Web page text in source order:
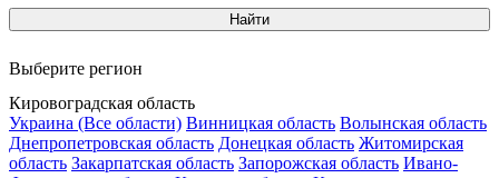
Найти
Выберите регион
Кировоградская область
Украина (Все области) Винницкая область Волынская область
Днепропетровская область Донецкая область Житомирская
область Закарпатская область Запорожская область Ивано-